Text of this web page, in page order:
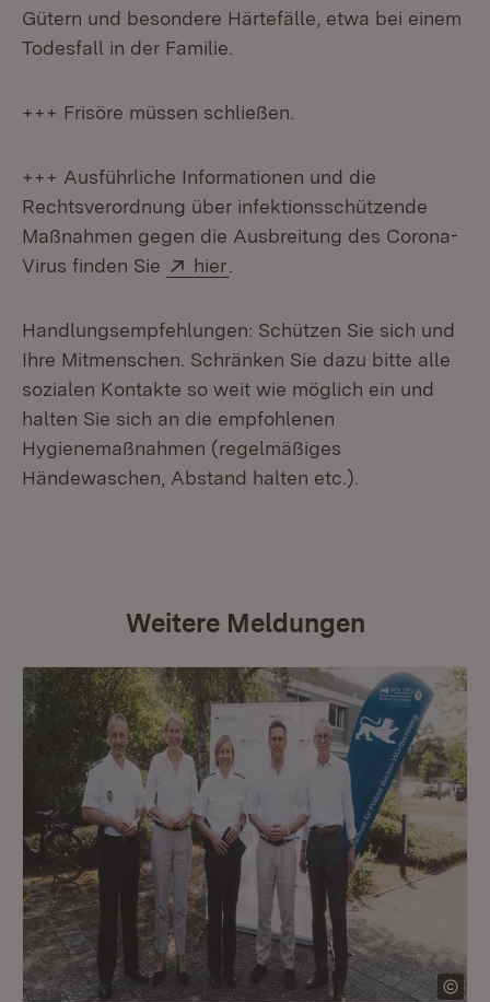
Gütern und besondere Härtefälle, etwa bei einem
Todesfall in der Familie.
+++ Frisöre müssen schließen.
+++ Ausführliche Informationen und die
Rechtsverordnung über infektionsschützende
Maßnahmen gegen die Ausbreitung des Corona-
Virus finden Sie
Extern:
hier
Handlungsempfehlungen: Schützen Sie sich und
Ihre Mitmenschen. Schränken Sie dazu bitte alle
sozialen Kontakte so weit wie möglich ein und
halten Sie sich an die empfohlenen
Hygienemaßnahmen (regelmäßiges
Händewaschen, Abstand halten etc.).
Weitere Meldungen